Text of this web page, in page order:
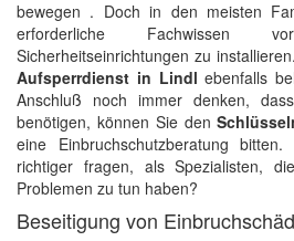
bewegen . Doch in den meisten
erforderliche Fachwissen
Sicherheitseinrichtungen zu
Aufsperrdienst in Lindl ebenfalls
Anschluß noch immer denken,
benötigen, können Sie den
eine Einbruchschutzberatung
richtiger fragen, als Spezialisten,
Problemen zu tun haben?
Beseitigung von